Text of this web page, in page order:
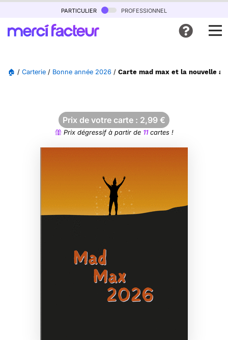
particulier professionnel
🏠 / Carterie / Bonne année 2026 / Carte mad max et la nouvelle
Prix de votre carte : 2,99 €
Prix dégressif à partir de 11cartes !